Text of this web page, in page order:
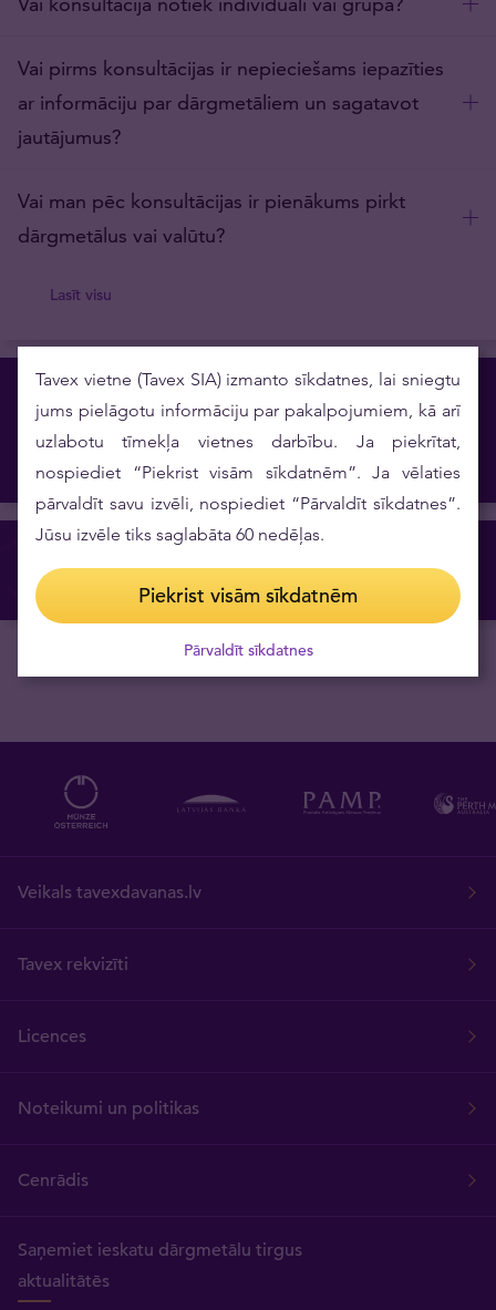
Vai pirms konsultācijas ir nepieciešams iepazīties
ar informāciju par dārgmetāliem un sagatavot
jautājumus?
Vai man pēc konsultācijas ir pienākums pirkt
dārgmetālus vai valūtu?
Lasīt visu
Vēlaties uzdot citu jautājumu?
Iesniegt jautājumu
Izveidot Tavex ID
Veikals tavexdavanas.lv
Tavex rekvizīti
Licences
Noteikumi un politikas
Cenrādis
Saņemiet ieskatu dārgmetālu tirgus
aktualitātēs
Tavex vietne (Tavex SIA) izmanto sīkdatnes, lai sniegtu
jums pielāgotu informāciju par pakalpojumiem, kā arī
uzlabotu tīmekļa vietnes darbību. Ja piekrītat,
nospiediet “Piekrist visām sīkdatnēm”. Ja vēlaties
pārvaldīt savu izvēli, nospiediet “Pārvaldīt sīkdatnes”.
Jūsu izvēle tiks saglabāta 60 nedēļas.
Piekrist visām sīkdatnēm
Pārvaldīt sīkdatnes